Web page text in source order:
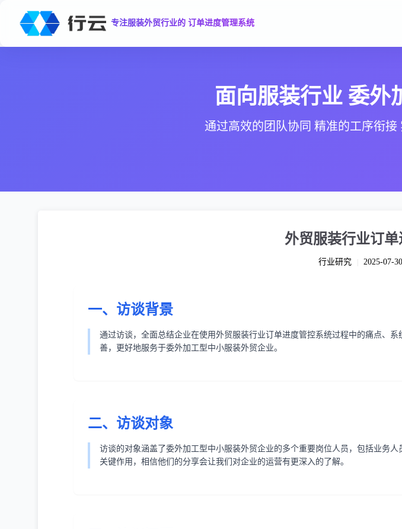
专注服装外贸行业的 订单进度管理系统
面向服装行业 委外
通过高效的团队协同 精准的工序衔
外贸服装行业订
行业研究 2025-07-30
一、访谈背景
通过访谈，全面总结企业在使用外贸服装行业订单进度管控系统过程中的痛点、
善，更好地服务于委外加工型中小服装外贸企业。
二、访谈对象
访谈的对象涵盖了委外加工型中小服装外贸企业的多个重要岗位人员，包括业务
关键作用，相信他们的分享会让我们对企业的运营有更深入的了解。